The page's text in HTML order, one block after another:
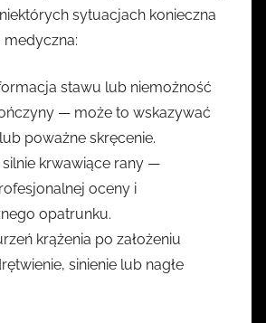
sytuacjach konieczna
medyczna:
stawu lub niemożność
— może to wskazywać
poważne skręcenie.
silnie krwawiące rany —
oceny i
opatrunku.
krążenia po założeniu
sinienie lub nagłe